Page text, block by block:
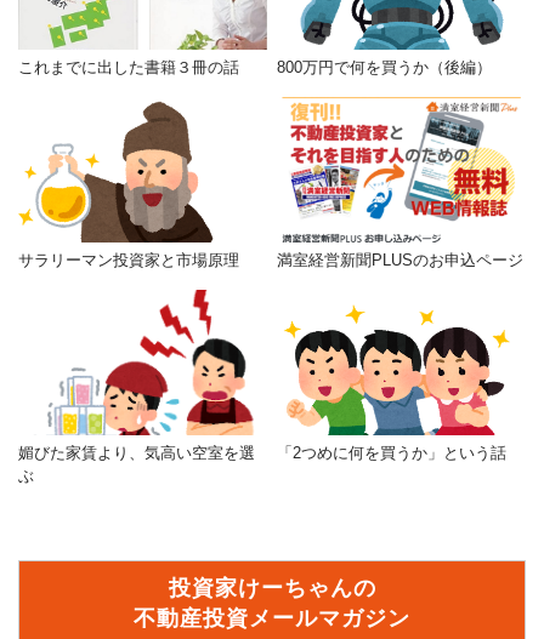
これまでに出した書籍３冊の話 800万円で何を買うか（後編）
サラリーマン投資家と市場原理 満室経営新聞PLUSのお申込ページ
媚びた家賃より、気高い空室を選
ぶ
「2つめに何を買うか」という話
投資家けーちゃんの
不動産投資メールマガジン